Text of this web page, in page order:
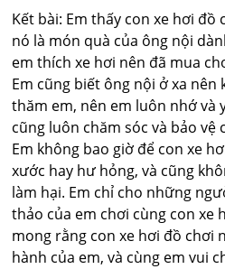
Kết bài: Em thấy con xe hơi đồ
nó là món quà của ông nội
em thích xe hơi nên đã mua
Em cũng biết ông nội ở xa
thăm em, nên em luôn nhớ và
cũng luôn chăm sóc và bảo vệ
Em không bao giờ để con xe
xước hay hư hỏng, và cũng
làm hại. Em chỉ cho những
thảo của em chơi cùng con xe
mong rằng con xe hơi đồ chơi
hành của em, và cùng em vui